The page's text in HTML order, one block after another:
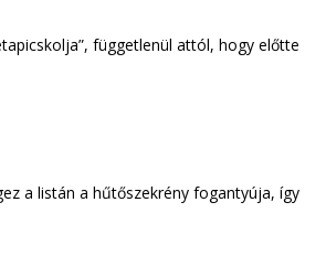
függetlenül attól, hogy előtte
a listán a hűtőszekrény fogantyúja, így